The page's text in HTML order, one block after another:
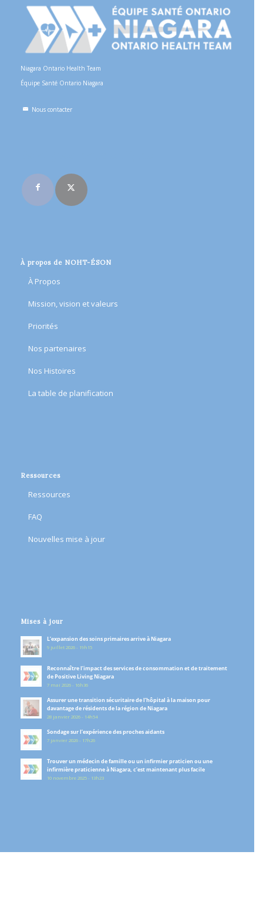
Niagara Ontario Health Team
Équipe Santé Ontario Niagara
Nous contacter
À propos de NOHT-ÉSON
À Propos
Mission, vision et valeurs
Priorités
Nos partenaires
Nos Histoires
​La table de planification​
Ressources
Ressources
FAQ
Nouvelles mise à jour
Mises à jour
L’expansion des soins primaires arrive à Niagara
9 juillet 2026 - 19h15
Reconnaître l’impact des services de consommation et de traitement
de Positive Living Niagara
7 mai 2026 - 16h36
Assurer une transition sécuritaire de l’hôpital à la maison pour
davantage de résidents de la région de Niagara
28 janvier 2026 - 14h54
Sondage sur l’expérience des proches aidants
7 janvier 2026 - 17h26
Trouver un médecin de famille ou un infirmier praticien ou une
infirmière praticienne à Niagara, c’est maintenant plus facile
10 novembre 2025 - 13h23